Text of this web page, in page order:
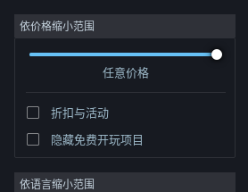
登录
社区
关于
依价格缩小范围
任意价格
折扣与活动
隐藏免费开玩项目
依语言缩小范围
开发者: RJ Arcade